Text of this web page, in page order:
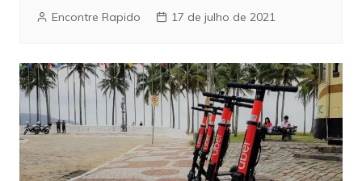
Encontre Rapido 17 de julho de 2021